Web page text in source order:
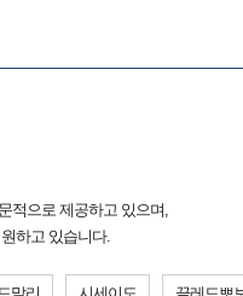
적으로 제공하고 있으며,
하고 있습니다.